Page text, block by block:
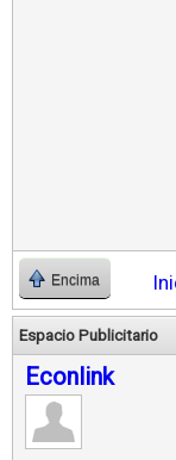
Encima
Espacio Publicitario
Econlink